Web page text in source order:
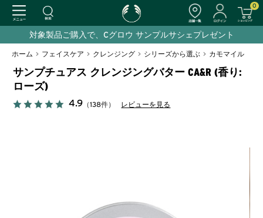
0
対象製品ご購入で、Cグロウ サンプルサシェプレゼント
ホーム > フェイスケア > クレンジング > シリーズから選ぶ > カモマイル
サンプチュアス クレンジングバター CA&R (香り:
ローズ)
4.9 （138件） レビューを見る